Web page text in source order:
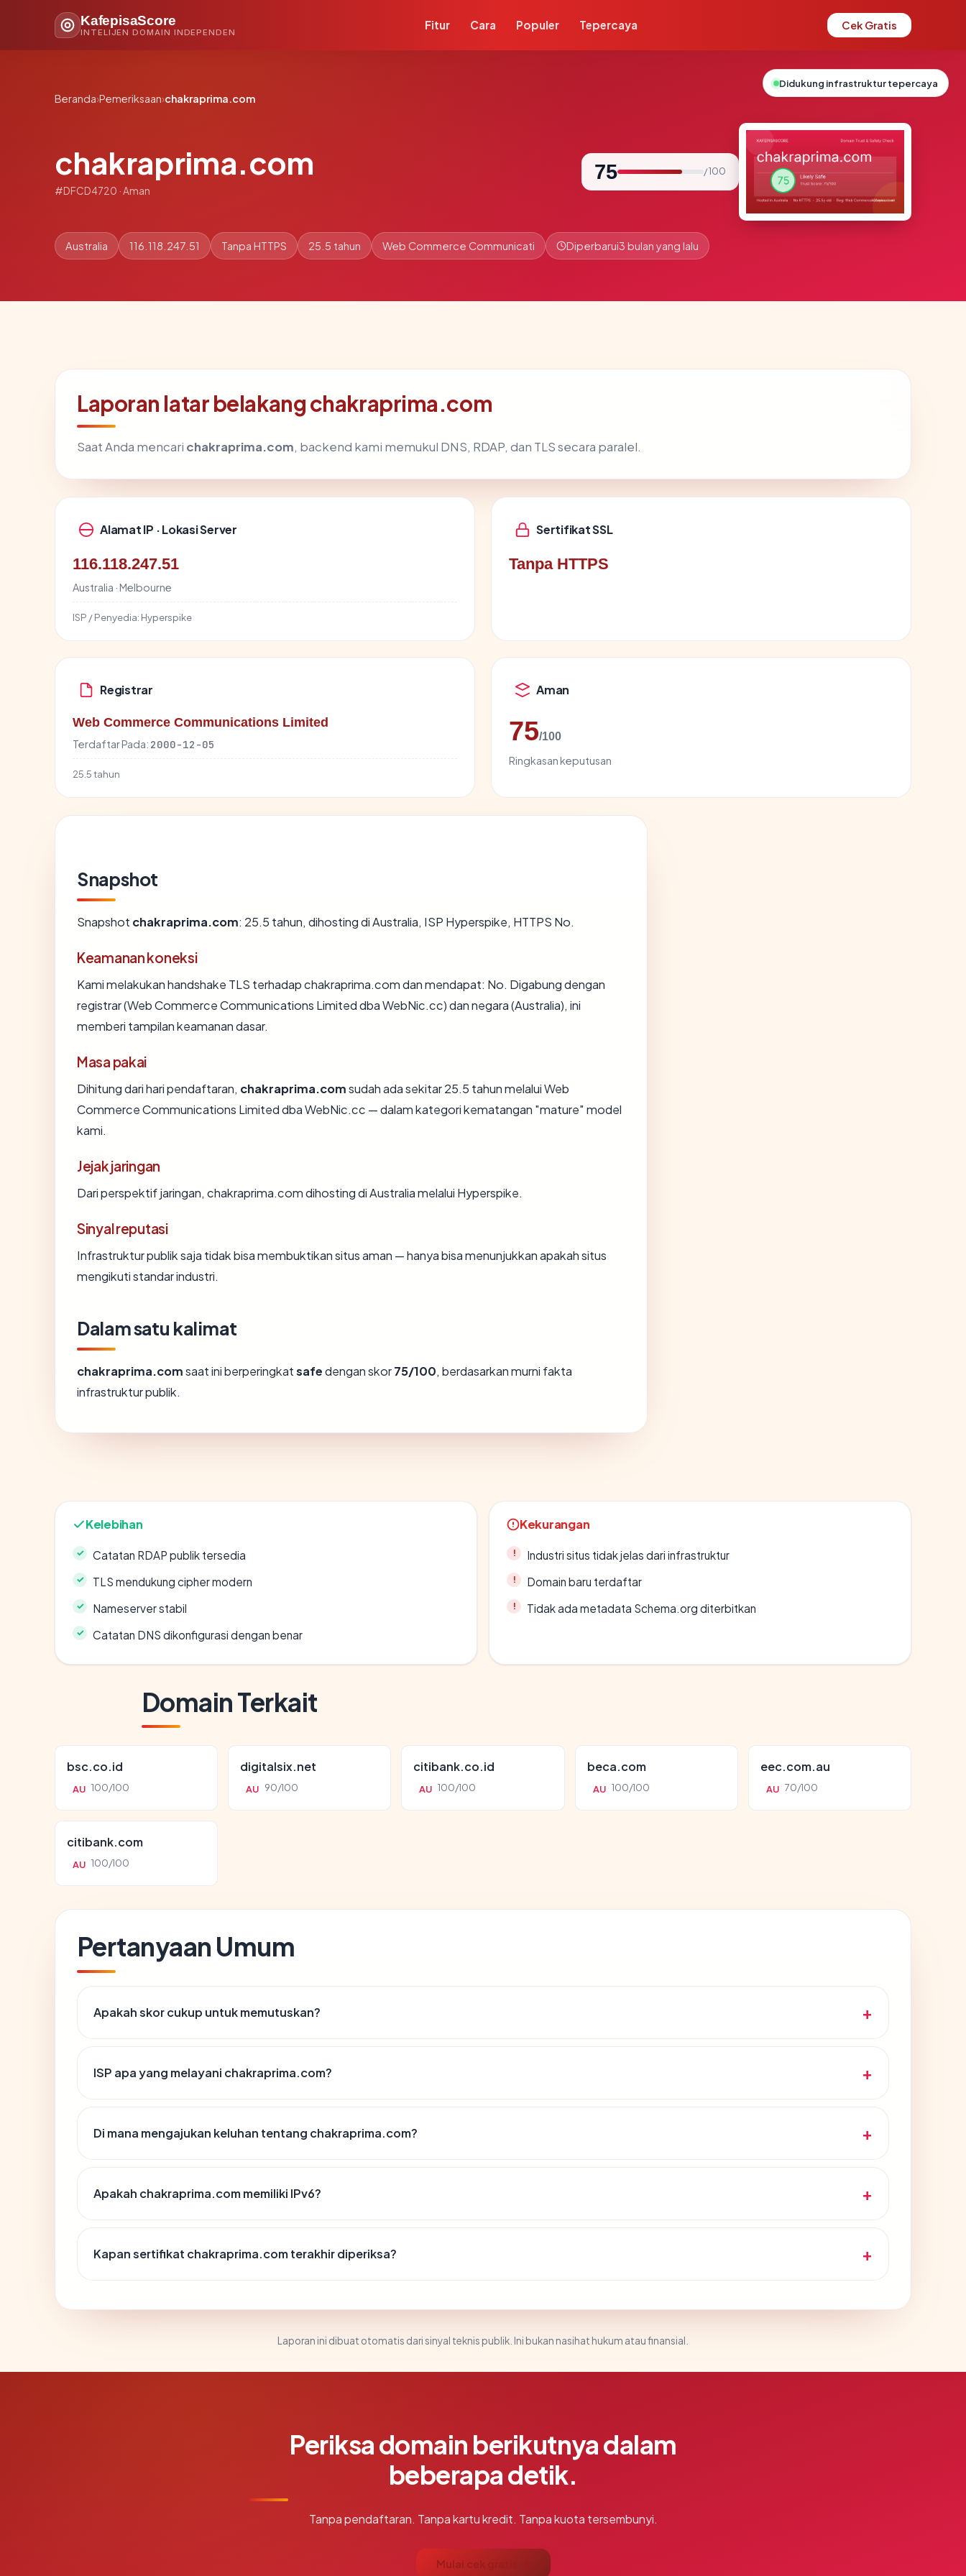
KafepisaScore
INTELIJEN DOMAIN INDEPENDEN
Fitur Cara Populer Tepercaya Cek Gratis
Beranda›Pemeriksaan›chakraprima.com
chakraprima.com
#DFCD4720 · Aman
75 / 100
Australia 116.118.247.51 Tanpa HTTPS 25.5 tahun Web Commerce Communicati Diperbarui3 bulan yang lalu
Laporan latar belakang chakraprima.com
Saat Anda mencari chakraprima.com, backend kami memukul DNS, RDAP, dan TLS secara paralel.
Alamat IP · Lokasi Server
116.118.247.51
Australia · Melbourne
ISP / Penyedia: Hyperspike
Sertifikat SSL
Tanpa HTTPS
Registrar
Web Commerce Communications Limited
Terdaftar Pada: 2000-12-05
25.5 tahun
Aman
75/100
Ringkasan keputusan
Snapshot
Snapshot chakraprima.com: 25.5 tahun, dihosting di Australia, ISP Hyperspike, HTTPS No.
Keamanan koneksi
Kami melakukan handshake TLS terhadap chakraprima.com dan mendapat: No. Digabung dengan
registrar (Web Commerce Communications Limited dba WebNic.cc) dan negara (Australia), ini
memberi tampilan keamanan dasar.
Masa pakai
Dihitung dari hari pendaftaran, chakraprima.comsudah ada sekitar 25.5 tahun melalui Web
Commerce Communications Limited dba WebNic.cc — dalam kategori kematangan "mature" model
kami.
Jejak jaringan
Dari perspektif jaringan, chakraprima.com dihosting di Australia melalui Hyperspike.
Sinyal reputasi
Infrastruktur publik saja tidak bisa membuktikan situs aman — hanya bisa menunjukkan apakah situs
mengikuti standar industri.
Dalam satu kalimat
chakraprima.comsaat ini berperingkatsafedengan skor75/100, berdasarkan murni fakta
infrastruktur publik.
Kelebihan
Catatan RDAP publik tersedia
TLS mendukung cipher modern
Nameserver stabil
Catatan DNS dikonfigurasi dengan benar
Kekurangan
Industri situs tidak jelas dari infrastruktur
Domain baru terdaftar
Tidak ada metadata Schema.org diterbitkan
Domain Terkait
bsc.co.id
AU 100/100
digitalsix.net
AU 90/100
citibank.co.id
AU 100/100
beca.com
AU 100/100
eec.com.au
AU 70/100
citibank.com
AU 100/100
Pertanyaan Umum
Apakah skor cukup untuk memutuskan?
ISP apa yang melayani chakraprima.com?
Di mana mengajukan keluhan tentang chakraprima.com?
Apakah chakraprima.com memiliki IPv6?
Kapan sertifikat chakraprima.com terakhir diperiksa?
Laporan ini dibuat otomatis dari sinyal teknis publik. Ini bukan nasihat hukum atau finansial.
Periksa domain berikutnya dalam
beberapa detik.
Tanpa pendaftaran. Tanpa kartu kredit. Tanpa kuota tersembunyi.
Mulai cek gratis →
Didukung infrastruktur tepercaya